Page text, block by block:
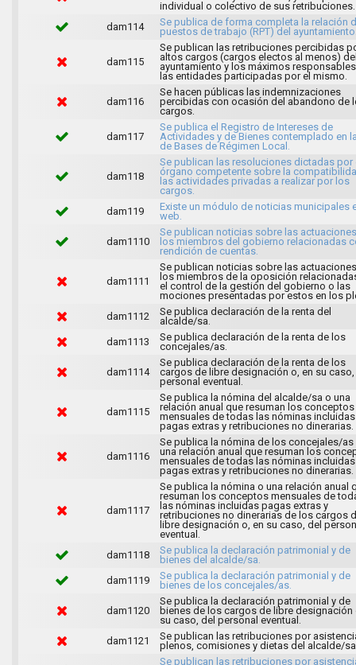
individual o colectivo de sus retribuciones.
dam114
Se publica de forma completa la relación
puestos de trabajo (RPT) del
dam115
Se publican las retribuciones percibidas
altos cargos (cargos electos al menos)
ayuntamiento y los máximos
las entidades participadas por el mismo.
dam116
Se hacen públicas las indemnizaciones
percibidas con ocasión del abandono de
cargos.
dam117
Se publica el Registro de Intereses de
Actividades y de Bienes contemplado en
de Bases de Régimen Local.
dam118
Se publican las resoluciones dictadas por
órgano competente sobre la
las actividades privadas a realizar por los
cargos.
dam119
Existe un módulo de noticias municipales
web.
dam1110
Se publican noticias sobre las
los miembros del gobierno relacionadas
rendición de cuentas.
dam1111
Se publican noticias sobre las
los miembros de la oposición
el control de la gestión del gobierno o las
mociones presentadas por estos en los
dam1112
Se publica declaración de la renta del
alcalde/sa.
dam1113
Se publica declaración de la renta de los
concejales/as.
dam1114
Se publica declaración de la renta de los
cargos de libre designación o, en su
personal eventual.
dam1115
Se publica la nómina del alcalde/sa o una
relación anual que resuman los conceptos
mensuales de todas las nóminas incluidas
pagas extras y retribuciones no dinerarias.
dam1116
Se publica la nómina de los concejales/as
una relación anual que resuman los
mensuales de todas las nóminas incluidas
pagas extras y retribuciones no dinerarias.
dam1117
Se publica la nómina o una relación anual
resuman los conceptos mensuales de
las nóminas incluidas pagas extras y
retribuciones no dinerarias de los cargos
libre designación o, en su caso, del
eventual.
dam1118
Se publica la declaración patrimonial y de
bienes del alcalde/sa.
dam1119
Se publica la declaración patrimonial y de
bienes de los concejales/as.
dam1120
Se publica la declaración patrimonial y de
bienes de los cargos de libre designación
su caso, del personal eventual.
dam1121
Se publican las retribuciones por
plenos, comisiones y dietas del alcalde/
Se publican las retribuciones por